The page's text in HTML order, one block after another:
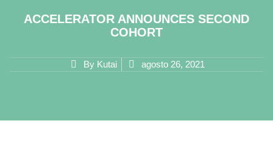
ACCELERATOR ANNOUNCES SECOND
COHORT
ByKutai agosto 26, 2021